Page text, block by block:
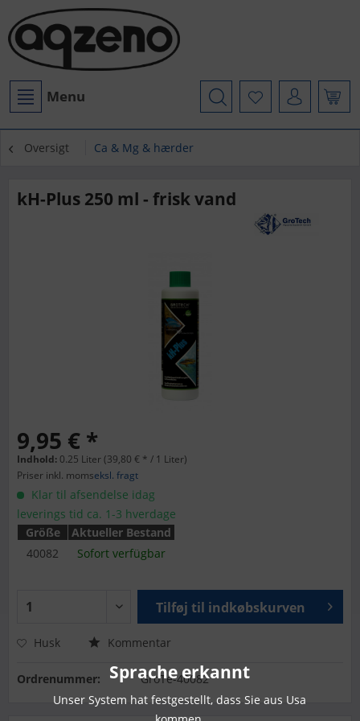
Menu
Oversigt Ca & Mg & hærder
kH-Plus 250 ml - frisk vand
9,95 € *
Indhold: 0.25 Liter (39,80 € * / 1 Liter)
Priser inkl. momseksl. fragt
Klar til afsendelse idag
leverings tid ca. 1-3 hverdage
Größe
Aktueller Bestand
40082
Sofort verfügbar
Tilføj til indkøbskurven
Husk Kommentar
Ordrenummer: GroTe-40082
Sprache erkannt
Unser System hat festgestellt, dass Sie aus Usa